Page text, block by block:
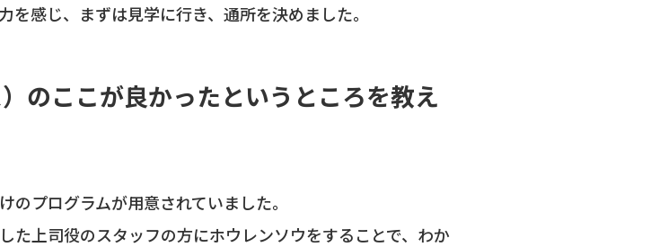
感じ、まずは見学に行き、通所を決めました。
のここが良かったというところを教え
プログラムが用意されていました。
た上司役のスタッフの方にホウレンソウをすることで、わか